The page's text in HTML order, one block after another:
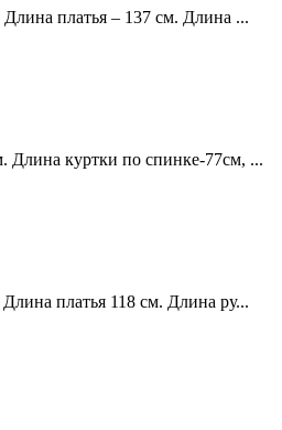
платья – 137 см. Длина ...
Длина куртки по спинке-77см, ...
платья 118 см. Длина ру...